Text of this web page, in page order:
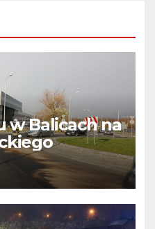
w Balicach na